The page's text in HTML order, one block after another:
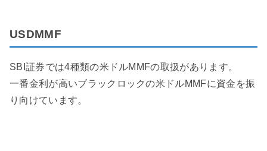
USDMMF
SBI証券では4種類の米ドルMMFの取扱があります。
一番金利が高いブラックロックの米ドルMMFに資金を振
り向けています。